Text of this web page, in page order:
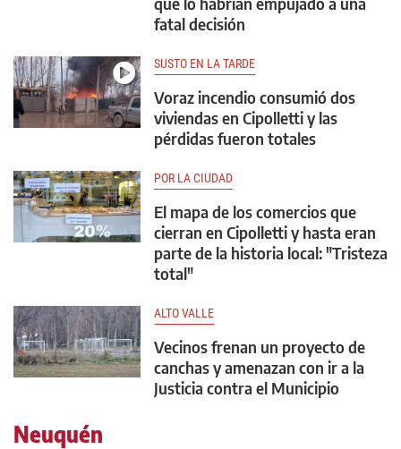
fatal decisión
SUSTO EN LA TARDE
Voraz incendio consumió dos
viviendas en Cipolletti y las
pérdidas fueron totales
POR LA CIUDAD
El mapa de los comercios que
cierran en Cipolletti y hasta eran
parte de la historia local: "Tristeza
total"
ALTO VALLE
Vecinos frenan un proyecto de
canchas y amenazan con ir a la
Justicia contra el Municipio
Neuquén